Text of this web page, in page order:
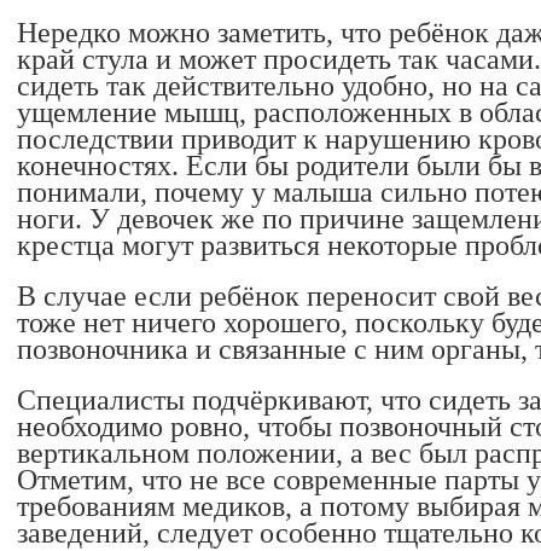
Нередко можно заметить, что ребёнок
край стула и может просидеть так
сидеть так действительно удобно, но на
ущемление мышц, расположенных в
последствии приводит к нарушению
конечностях. Если бы родители были бы
понимали, почему у малыша сильно
ноги. У девочек же по причине
крестца могут развиться некоторые
В случае если ребёнок переносит свой
тоже нет ничего хорошего, поскольку
позвоночника и связанные с ним органы,
Специалисты подчёркивают, что сидеть
необходимо ровно, чтобы позвоночный
вертикальном положении, а вес был
Отметим, что не все современные парты
требованиям медиков, а потому выбирая
заведений, следует особенно тщательно